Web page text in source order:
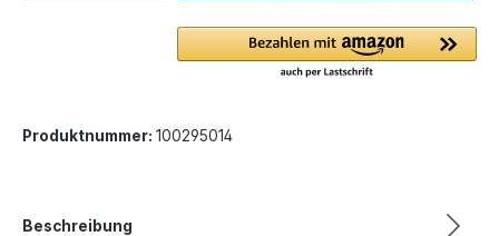
Produktnummer: 100295014
Beschreibung